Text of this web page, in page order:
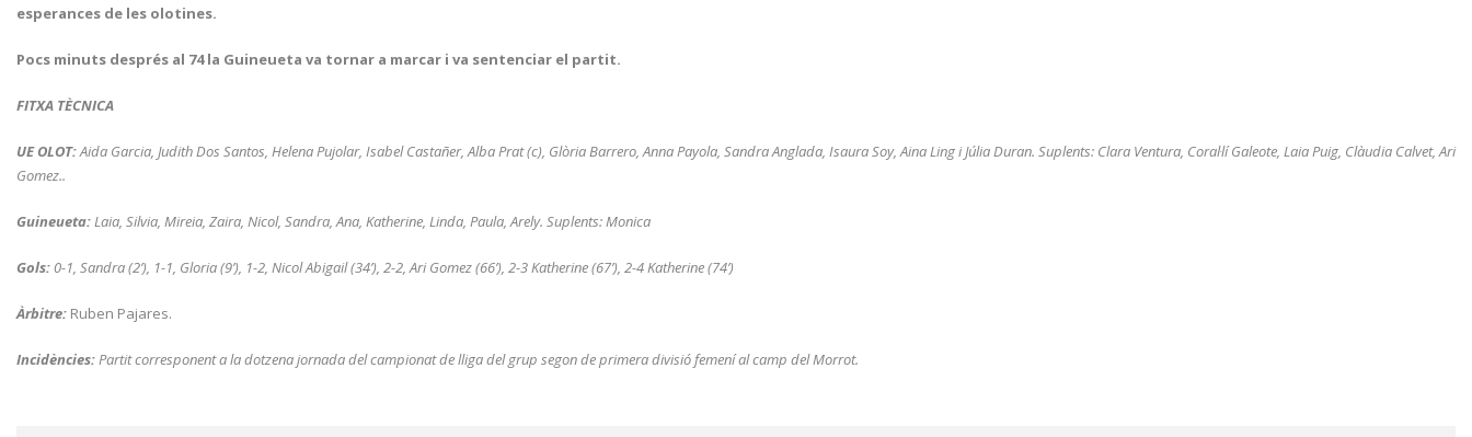
esperances de les olotines.
Pocs minuts després al 74 la Guineueta va tornar a marcar i va sentenciar el partit.
FITXA TÈCNICA
UE OLOT:Aida Garcia, Judith Dos Santos, Helena Pujolar, Isabel Castañer, Alba Prat (c), Glòria Barrero, Anna Payola, Sandra Anglada, Isaura Soy, Aina Ling i Júlia Duran. Suplents: Clara Ventura, Coral·lí Galeote, Laia Puig, Clàudia Calvet, Ari
Gomez..
Guineueta: Laia, Silvia, Mireia, Zaira, Nicol, Sandra, Ana, Katherine, Linda, Paula, Arely. Suplents: Monica
Gols:0-1, Sandra (2’), 1-1, Gloria (9’), 1-2, Nicol Abigail (34’), 2-2, Ari Gomez (66’), 2-3 Katherine (67’), 2-4 Katherine (74’)
Àrbitre: Ruben Pajares.
Incidències: Partit corresponent a la dotzena jornada del campionat de lliga del grup segon de primera divisió femení al camp del Morrot.